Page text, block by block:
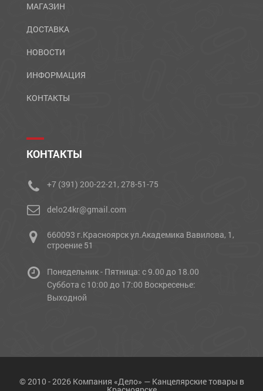
МАГАЗИН
ДОСТАВКА
НОВОСТИ
ИНФОРМАЦИЯ
КОНТАКТЫ
КОНТАКТЫ
+7 (391) 200-22-21, 278-51-75
delo24kr@gmail.com
660093 г.Красноярск ул.Академика Вавилова, 1,
строение 51
Понедельник - Пятница: с 9.00 до 18.00
Cуббота с 10:00 до 17:00 Воскресенье:
Выходной
© 2010 - 2026 Компания «Дело» — Канцелярские товары в